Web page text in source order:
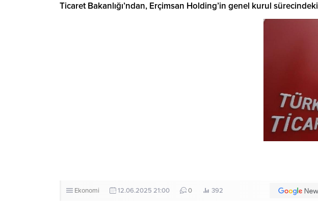
Ticaret Bakanlığı’ndan, Erçimsan Holding’in genel kurul
Ekonomi 12.06.2025 21:00 0 392